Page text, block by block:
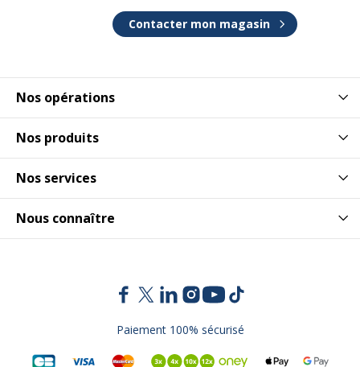
Nos opérations
Nos produits
Nos services
Nous connaître
Contacter mon magasin
Paiement 100% sécurisé